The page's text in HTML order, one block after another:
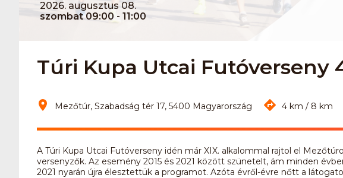
2026. augusztus 08.
szombat 09:00 - 11:00
Túri Kupa Utcai Futóverseny
Mezőtúr, Szabadság tér 17, 5400 Magyarország 4 km / 8 km
A Túri Kupa Utcai Futóverseny idén már XIX. alkalommal rajtol el
versenyzők. Az esemény 2015 és 2021 között szünetelt, ám minden
2021 nyarán újra élesztettük a programot. Azóta évről-évre nőtt a